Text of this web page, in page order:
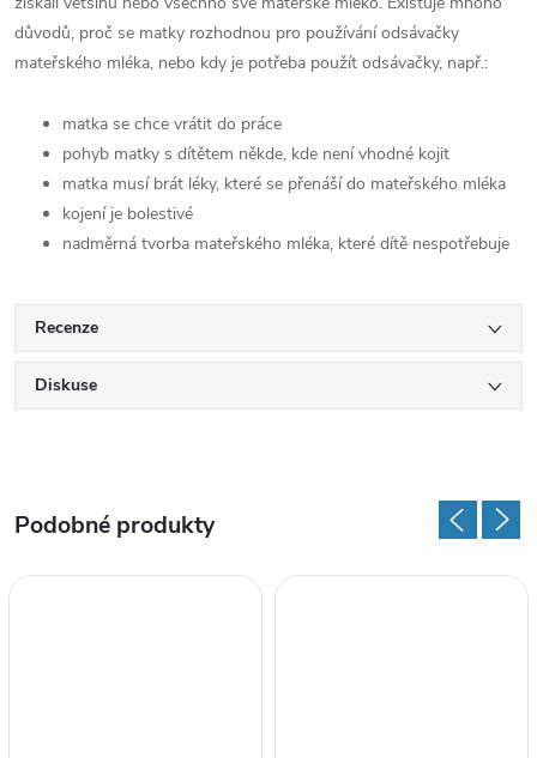
důvodů, proč se matky rozhodnou pro používání odsávačky
mateřského mléka, nebo kdy je potřeba použít odsávačky, např.:
matka se chce vrátit do práce
pohyb matky s dítětem někde, kde není vhodné kojit
matka musí brát léky, které se přenáší do mateřského mléka
kojení je bolestivé
nadměrná tvorba mateřského mléka, které dítě nespotřebuje
Recenze
Diskuse